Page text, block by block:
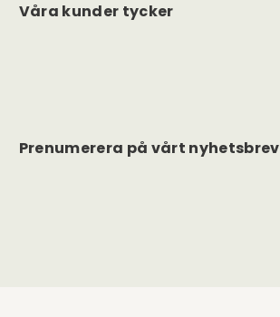
Våra kunder tycker
Prenumerera på vårt nyhetsbrev